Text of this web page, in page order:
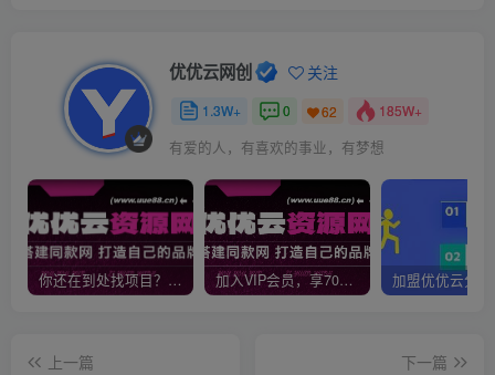
优优云网创 关注
1.3W+ 0 62 185W+
有爱的人，有喜欢的事业，有梦想
你还在到处找项目？还在当韭菜？我靠网创资源站一个月收入5万+，曾经我也是个失败者。 加入VIP会员，享70%的推广提成，免费学习多种网上创业课程，菜鸟秒变大神！
上一篇
下一篇